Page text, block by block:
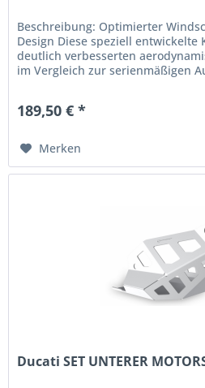
Beschreibung: Optimierter
Design Diese speziell entwickelte
deutlich verbesserten
im Vergleich zur serienmäßigen
189,50 € *
Merken
Ducati SET UNTERER